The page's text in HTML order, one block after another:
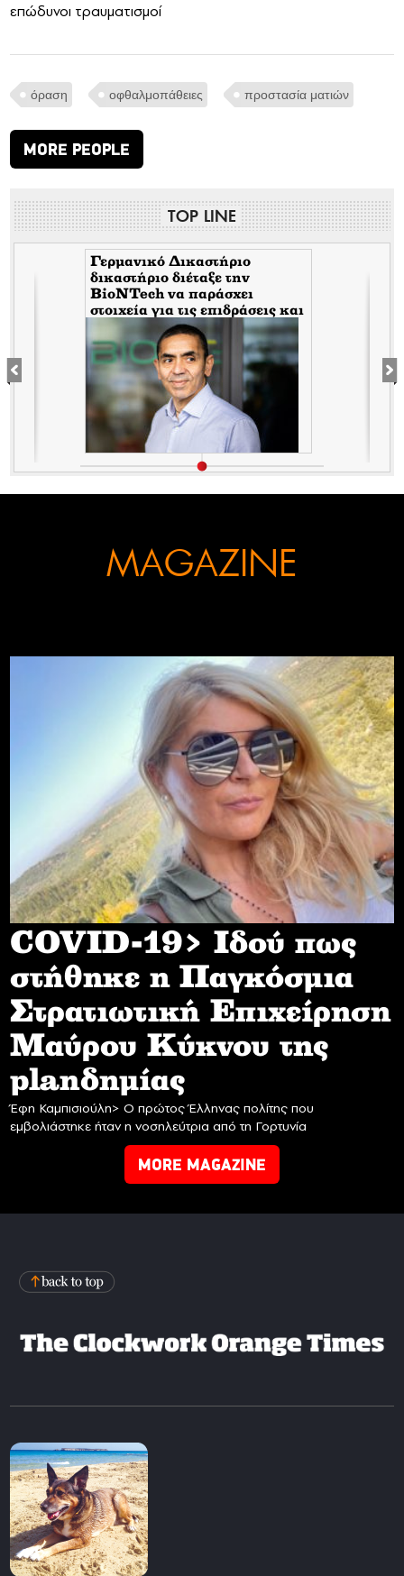
επώδυνοι τραυματισμοί
όραση οφθαλμοπάθειες προστασία ματιών
MORE PEOPLE
TOP LINE
Γερμανικό Δικαστήριο
δικαστήριο διέταξε την
BioNTech να παράσχει
στοιχεία για τις επιδράσεις και
τις παρενέργειες των παρτίδων
FE6975 και 1D020A
MAGAZINE
COVID-19> Iδού πως
στήθηκε η Παγκόσμια
Στρατιωτική Επιχείρηση
Mαύρου Κύκνου της
planδημίας
Έφη Καμπισιούλη> Ο πρώτος Έλληνας πολίτης που
εμβολιάστηκε ήταν η νοσηλεύτρια από τη Γορτυνία
MORE MAGAZINE